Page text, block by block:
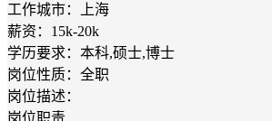
工作城市：上海
薪资：15k-20k
学历要求：本科,硕士,博士
岗位性质：全职
岗位描述：
岗位职责